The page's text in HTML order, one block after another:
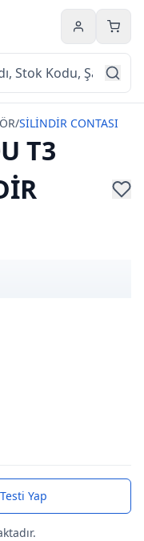
Hesabım
/SİLİNDİR CONTASI
T3
Yap